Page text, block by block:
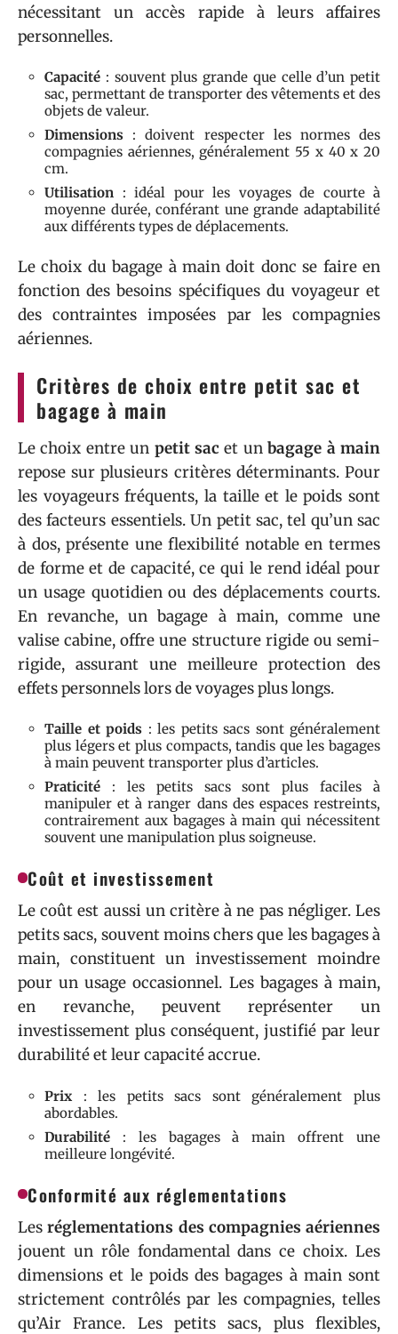
nécessitant un accès rapide à leurs affaires
personnelles.
Capacité : souvent plus grande que celle d’un petit
sac, permettant de transporter des vêtements et des
objets de valeur.
Dimensions : doivent respecter les normes des
compagnies aériennes, généralement 55 x 40 x 20
cm.
Utilisation : idéal pour les voyages de courte à
moyenne durée, conférant une grande adaptabilité
aux différents types de déplacements.
Le choix du bagage à main doit donc se faire en
fonction des besoins spécifiques du voyageur et
des contraintes imposées par les compagnies
aériennes.
Critères de choix entre petit sac et
bagage à main
Le choix entre un petit sac et unbagage à main
repose sur plusieurs critères déterminants. Pour
les voyageurs fréquents, la taille et le poids sont
des facteurs essentiels. Un petit sac, tel qu’un sac
à dos, présente une flexibilité notable en termes
de forme et de capacité, ce qui le rend idéal pour
un usage quotidien ou des déplacements courts.
En revanche, un bagage à main, comme une
valise cabine, offre une structure rigide ou semi-
rigide, assurant une meilleure protection des
effets personnels lors de voyages plus longs.
Taille et poids : les petits sacs sont généralement
plus légers et plus compacts, tandis que les bagages
à main peuvent transporter plus d’articles.
Praticité : les petits sacs sont plus faciles à
manipuler et à ranger dans des espaces restreints,
contrairement aux bagages à main qui nécessitent
souvent une manipulation plus soigneuse.
Coût et investissement
Le coût est aussi un critère à ne pas négliger. Les
petits sacs, souvent moins chers que les bagages à
main, constituent un investissement moindre
pour un usage occasionnel. Les bagages à main,
en revanche, peuvent représenter un
investissement plus conséquent, justifié par leur
durabilité et leur capacité accrue.
Prix : les petits sacs sont généralement plus
abordables.
Durabilité : les bagages à main offrent une
meilleure longévité.
Conformité aux réglementations
Lesréglementations des compagnies aériennes
jouent un rôle fondamental dans ce choix. Les
dimensions et le poids des bagages à main sont
strictement contrôlés par les compagnies, telles
qu’Air France. Les petits sacs, plus flexibles,